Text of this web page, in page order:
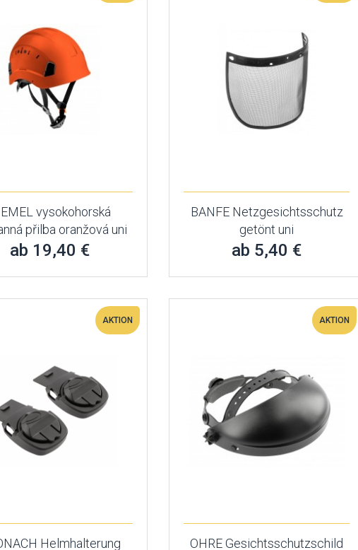
vysokohorská
přilba oranžová uni
ab 19,40 €
BANFE Netzgesichtsschutz
getönt uni
ab 5,40 €
AKTION
Helmhalterung
AKTION
OHRE Gesichtsschutzschild